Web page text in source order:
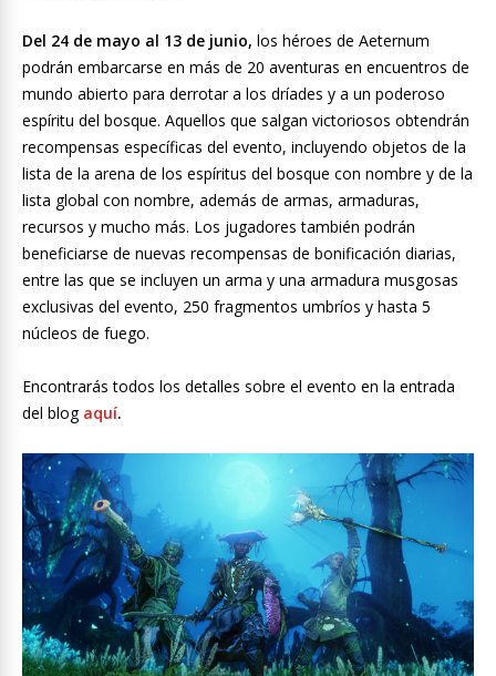
Del 24 de mayo al 13 de junio, los héroes de Aeternum
podrán embarcarse en más de 20 aventuras en encuentros de
mundo abierto para derrotar a los dríades y a un poderoso
espíritu del bosque. Aquellos que salgan victoriosos obtendrán
recompensas específicas del evento, incluyendo objetos de la
lista de la arena de los espíritus del bosque con nombre y de la
lista global con nombre, además de armas, armaduras,
recursos y mucho más. Los jugadores también podrán
beneficiarse de nuevas recompensas de bonificación diarias,
entre las que se incluyen un arma y una armadura musgosas
exclusivas del evento, 250 fragmentos umbríos y hasta 5
núcleos de fuego.
Encontrarás todos los detalles sobre el evento en la entrada
del blog aquí.